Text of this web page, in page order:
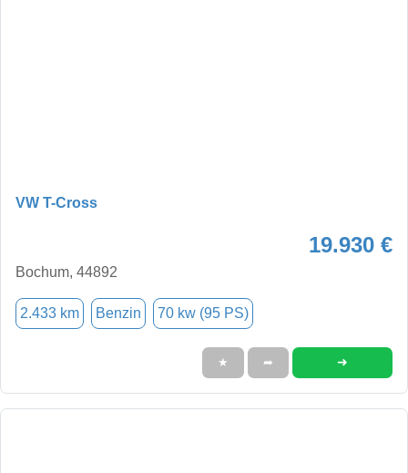
VW T-Cross
19.930 €
Bochum, 44892
2.433 km Benzin 70 kw (95 PS)
★ ➦ ➜